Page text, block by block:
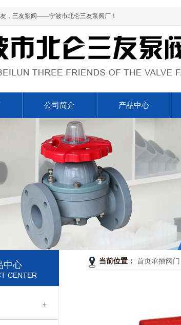
，三友泵阀——宁波市北仑三友泵阀厂！
公司简介 产品中心
当前位置： 首页 承插阀门
中心
CENTER